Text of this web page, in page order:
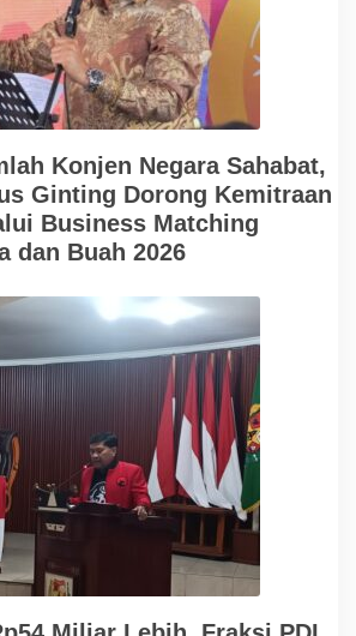
Konjen Negara Sahabat,
Ginting Dorong Kemitraan
Business Matching
dan Buah 2026